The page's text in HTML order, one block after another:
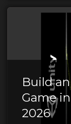
Build
Game
2026